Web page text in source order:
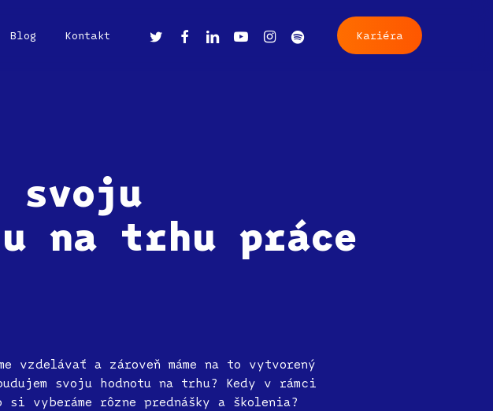
Blog Kontakt twitterfacebooklinkedinyoutubeinstagram
spotify Kariéra
svoju
na trhu práce
vzdelávať a zároveň máme na to vytvorený
svoju hodnotu na trhu? Kedy v rámci
vyberáme rôzne prednášky a školenia?